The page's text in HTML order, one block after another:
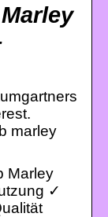
marley
Marley
✓